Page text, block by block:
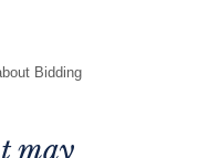
Bidding
may